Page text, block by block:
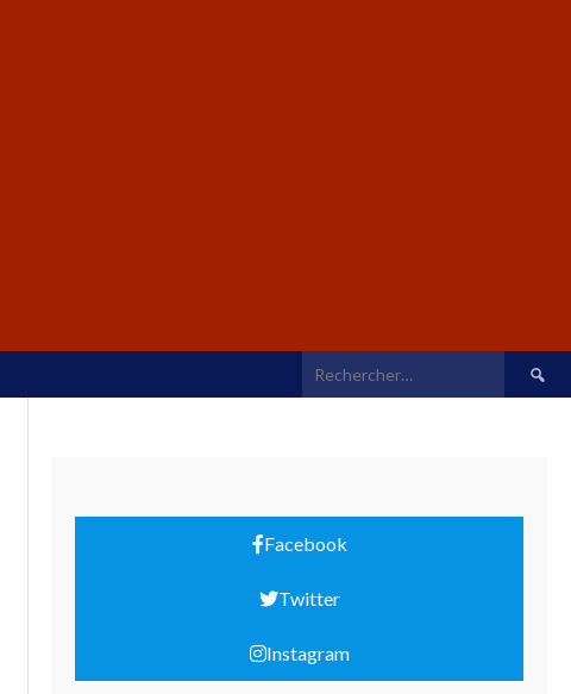
Facebook
Twitter
Instagram